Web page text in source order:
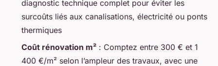
11 min de lecture
diagnostic technique complet pour éviter les
surcoûts liés aux canalisations, électricité ou ponts
thermiques
Coût rénovation m² : Comptez entre 300 € et 1
400 €/m² selon l’ampleur des travaux, avec une